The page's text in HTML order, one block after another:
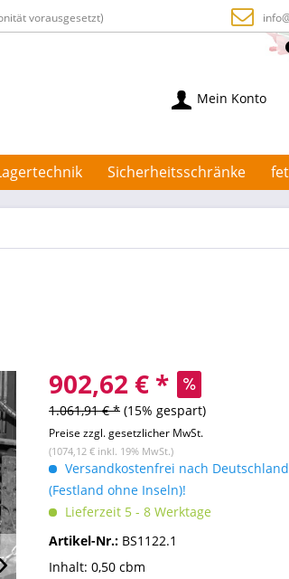
vorausgesetzt)
Mein Konto
Sicherheitsschränke
902,62 € *
1.061,91 € * (15% gespart)
Preise zzgl. gesetzlicher MwSt.
(1074,12 € inkl. 19% MwSt.)
Versandkostenfrei nach Deutschland
(Festland ohne Inseln)!
Lieferzeit 5 - 8 Werktage
Artikel-Nr.: BS1122.1
Inhalt: 0,50 cbm